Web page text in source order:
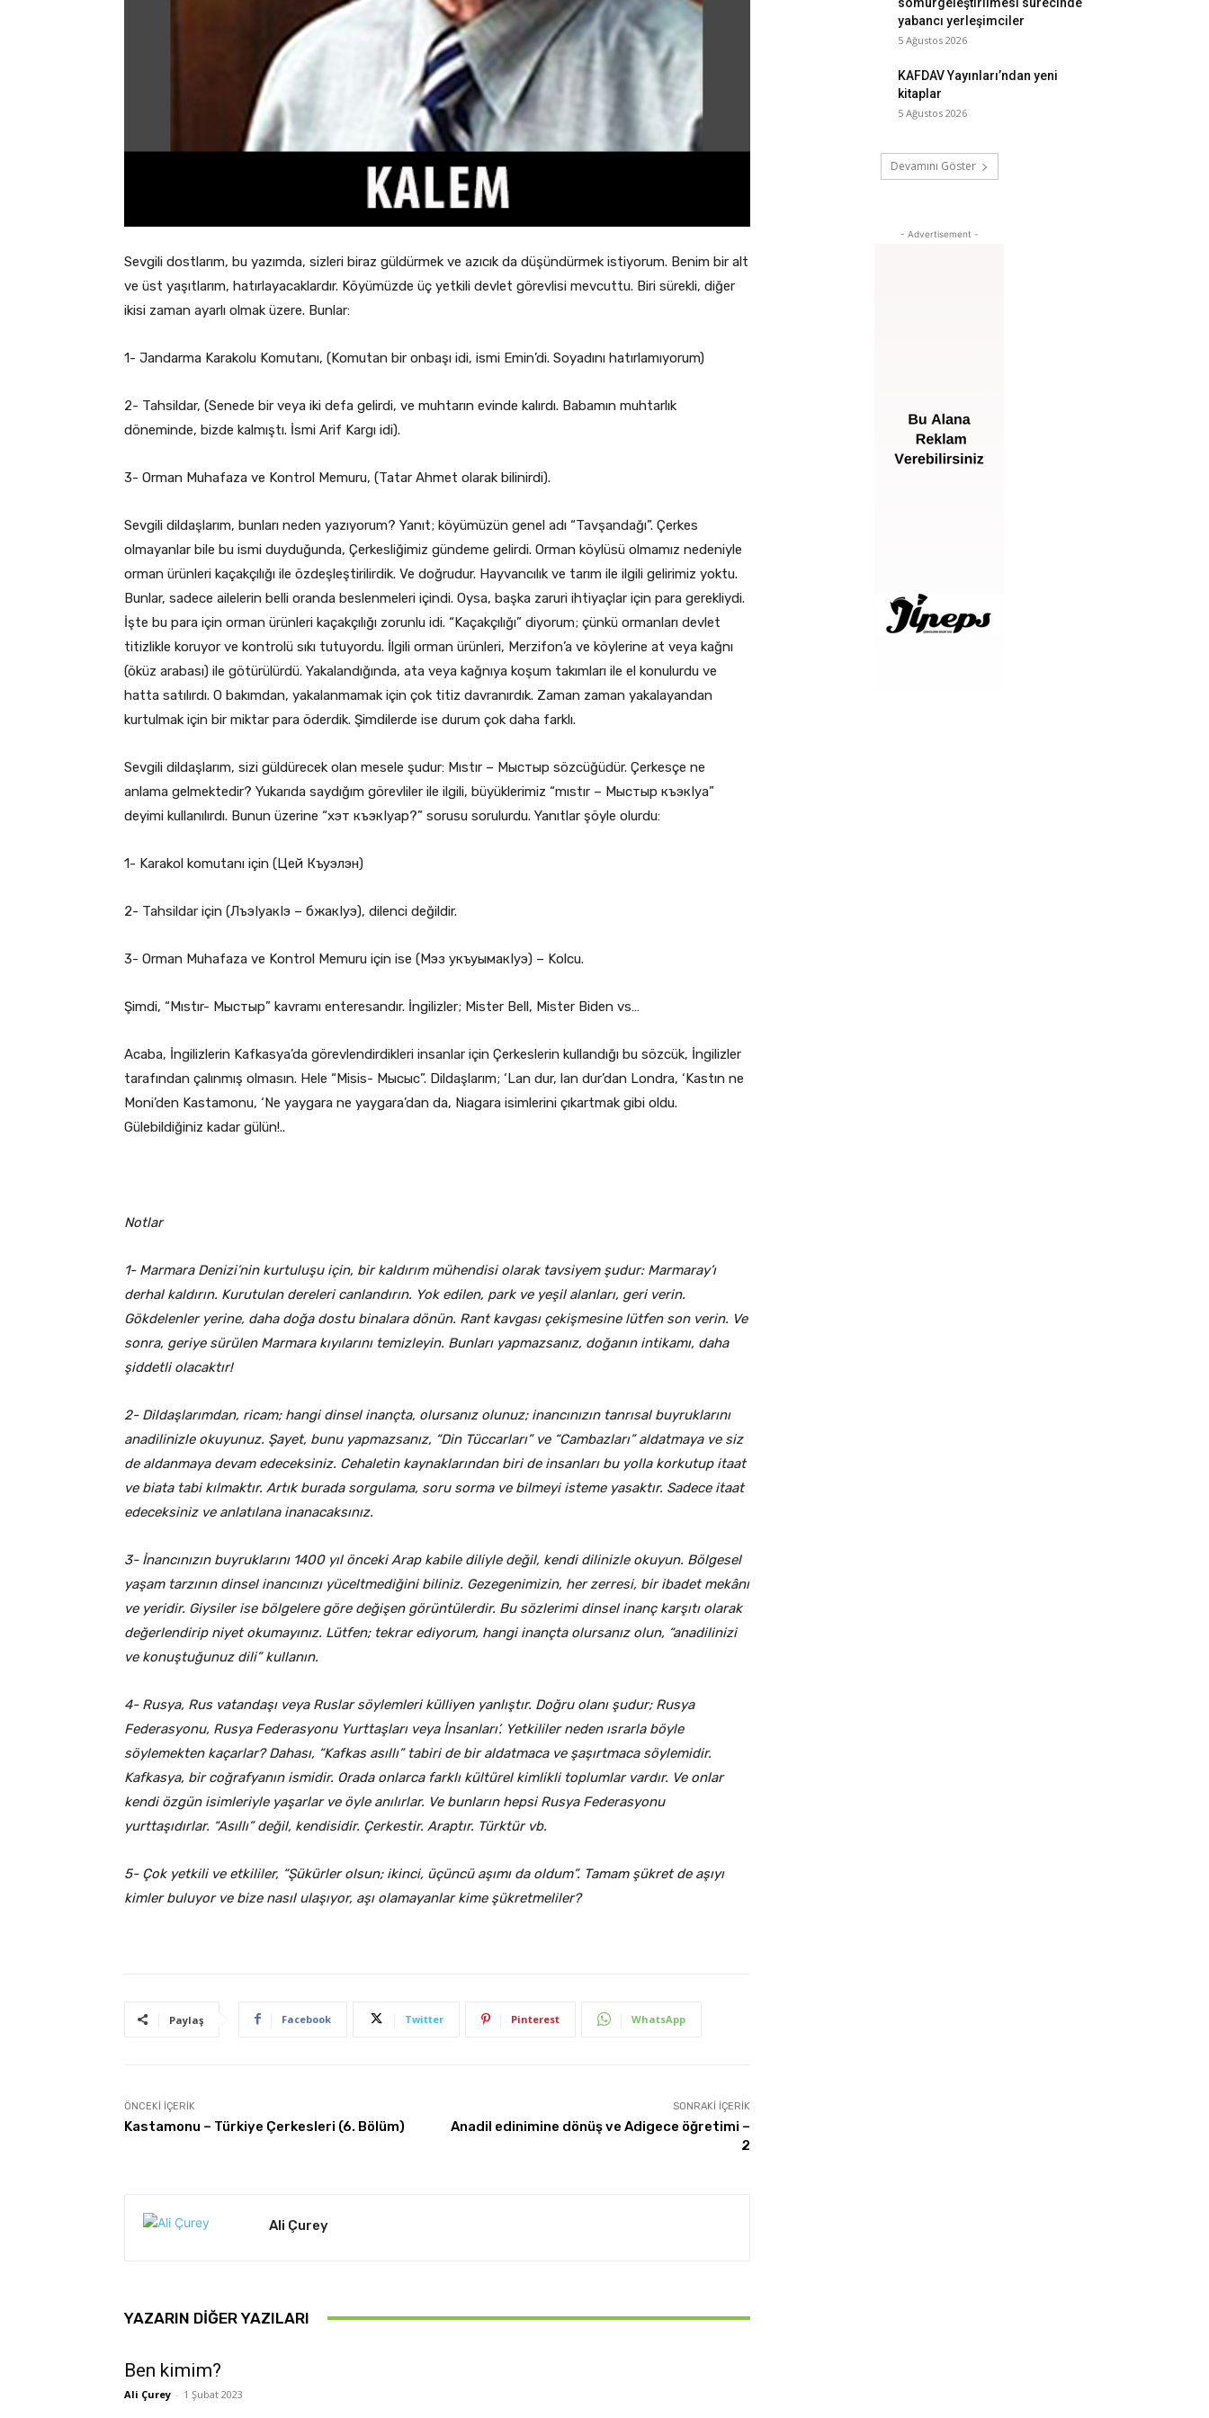
Sevgili dostlarım, bu yazımda, sizleri biraz güldürmek ve azıcık da düşündürmek istiyorum. Benim bir alt
ve üst yaşıtlarım, hatırlayacaklardır. Köyümüzde üç yetkili devlet görevlisi mevcuttu. Biri sürekli, diğer
ikisi zaman ayarlı olmak üzere. Bunlar:
1- Jandarma Karakolu Komutanı, (Komutan bir onbaşı idi, ismi Emin’di. Soyadını hatırlamıyorum)
2- Tahsildar, (Senede bir veya iki defa gelirdi, ve muhtarın evinde kalırdı. Babamın muhtarlık
döneminde, bizde kalmıştı. İsmi Arif Kargı idi).
3- Orman Muhafaza ve Kontrol Memuru, (Tatar Ahmet olarak bilinirdi).
Sevgili dildaşlarım, bunları neden yazıyorum? Yanıt; köyümüzün genel adı “Tavşandağı”. Çerkes
olmayanlar bile bu ismi duyduğunda, Çerkesliğimiz gündeme gelirdi. Orman köylüsü olmamız nedeniyle
orman ürünleri kaçakçılığı ile özdeşleştirilirdik. Ve doğrudur. Hayvancılık ve tarım ile ilgili gelirimiz yoktu.
Bunlar, sadece ailelerin belli oranda beslenmeleri içindi. Oysa, başka zaruri ihtiyaçlar için para gerekliydi.
İşte bu para için orman ürünleri kaçakçılığı zorunlu idi. “Kaçakçılığı” diyorum; çünkü ormanları devlet
titizlikle koruyor ve kontrolü sıkı tutuyordu. İlgili orman ürünleri, Merzifon’a ve köylerine at veya kağnı
(öküz arabası) ile götürülürdü. Yakalandığında, ata veya kağnıya koşum takımları ile el konulurdu ve
hatta satılırdı. O bakımdan, yakalanmamak için çok titiz davranırdık. Zaman zaman yakalayandan
kurtulmak için bir miktar para öderdik. Şimdilerde ise durum çok daha farklı.
Sevgili dildaşlarım, sizi güldürecek olan mesele şudur: Mıstır – Мыстыр sözcüğüdür. Çerkesçe ne
anlama gelmektedir? Yukarıda saydığım görevliler ile ilgili, büyüklerimiz “mıstır – Мыстыр къэкIуа”
deyimi kullanılırdı. Bunun üzerine “хэт къэкIуар?” sorusu sorulurdu. Yanıtlar şöyle olurdu:
1- Karakol komutanı için (Цей Къуэлэн)
2- Tahsildar için (ЛъэIуакIэ – бжакIуэ), dilenci değildir.
3- Orman Muhafaza ve Kontrol Memuru için ise (Мэз укъуымакIуэ) – Kolcu.
Şimdi, “Mıstır- Мыстыр” kavramı enteresandır. İngilizler; Mister Bell, Mister Biden vs…
Acaba, İngilizlerin Kafkasya’da görevlendirdikleri insanlar için Çerkeslerin kullandığı bu sözcük, İngilizler
tarafından çalınmış olmasın. Hele “Misis- Мысыс”. Dildaşlarım; ‘Lan dur, lan dur’dan Londra, ‘Kastın ne
Moni’den Kastamonu, ‘Ne yaygara ne yaygara’dan da, Niagara isimlerini çıkartmak gibi oldu.
Gülebildiğiniz kadar gülün!..
Notlar
1- Marmara Denizi’nin kurtuluşu için, bir kaldırım mühendisi olarak tavsiyem şudur: Marmaray’ı
derhal kaldırın. Kurutulan dereleri canlandırın. Yok edilen, park ve yeşil alanları, geri verin.
Gökdelenler yerine, daha doğa dostu binalara dönün. Rant kavgası çekişmesine lütfen son verin. Ve
sonra, geriye sürülen Marmara kıyılarını temizleyin. Bunları yapmazsanız, doğanın intikamı, daha
şiddetli olacaktır!
2- Dildaşlarımdan, ricam; hangi dinsel inançta, olursanız olunuz; inancınızın tanrısal buyruklarını
anadilinizle okuyunuz. Şayet, bunu yapmazsanız, “Din Tüccarları” ve “Cambazları” aldatmaya ve siz
de aldanmaya devam edeceksiniz. Cehaletin kaynaklarından biri de insanları bu yolla korkutup itaat
ve biata tabi kılmaktır. Artık burada sorgulama, soru sorma ve bilmeyi isteme yasaktır. Sadece itaat
edeceksiniz ve anlatılana inanacaksınız.
3- İnancınızın buyruklarını 1400 yıl önceki Arap kabile diliyle değil, kendi dilinizle okuyun. Bölgesel
yaşam tarzının dinsel inancınızı yüceltmediğini biliniz. Gezegenimizin, her zerresi, bir ibadet mekânı
ve yeridir. Giysiler ise bölgelere göre değişen görüntülerdir. Bu sözlerimi dinsel inanç karşıtı olarak
değerlendirip niyet okumayınız. Lütfen; tekrar ediyorum, hangi inançta olursanız olun, “anadilinizi
ve konuştuğunuz dili” kullanın.
4- Rusya, Rus vatandaşı veya Ruslar söylemleri külliyen yanlıştır. Doğru olanı şudur; Rusya
Federasyonu, Rusya Federasyonu Yurttaşları veya İnsanları’. Yetkililer neden ısrarla böyle
söylemekten kaçarlar? Dahası, “Kafkas asıllı” tabiri de bir aldatmaca ve şaşırtmaca söylemidir.
Kafkasya, bir coğrafyanın ismidir. Orada onlarca farklı kültürel kimlikli toplumlar vardır. Ve onlar
kendi özgün isimleriyle yaşarlar ve öyle anılırlar. Ve bunların hepsi Rusya Federasyonu
yurttaşıdırlar. “Asıllı” değil, kendisidir. Çerkestir. Araptır. Türktür vb.
5- Çok yetkili ve etkililer, “Şükürler olsun; ikinci, üçüncü aşımı da oldum”. Tamam şükret de aşıyı
kimler buluyor ve bize nasıl ulaşıyor, aşı olamayanlar kime şükretmeliler?
Paylaş Facebook Twitter Pinterest WhatsApp
ÖNCEKI İÇERIK
Kastamonu – Türkiye Çerkesleri (6. Bölüm)
SONRAKI İÇERIK
Anadil edinimine dönüş ve Adigece öğretimi –
2
Ali Çurey
YAZARIN DIĞER YAZILARI
Ben kimim?
Ali Çurey - 1 Şubat 2023
yabancı yerleşimciler
5 Ağustos 2026
KAFDAV Yayınları’ndan yeni
kitaplar
5 Ağustos 2026
Devamını Göster
- Advertisement -